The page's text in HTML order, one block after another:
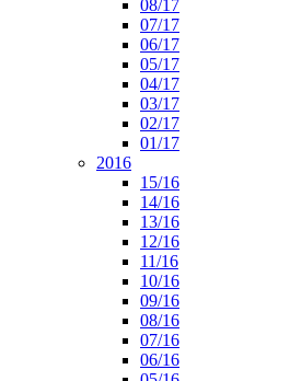
08/17
07/17
06/17
05/17
04/17
03/17
02/17
01/17
2016
15/16
14/16
13/16
12/16
11/16
10/16
09/16
08/16
07/16
06/16